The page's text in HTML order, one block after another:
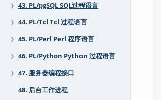
❯ 43. PL/pgSQL SQL过程语言
❯ 44. PL/Tcl Tcl 过程语言
❯ 45. PL/Perl Perl 程序语言
❯ 46. PL/Python Python 过程语言
❯
47. 服务器编程接口
48. 后台工作进程